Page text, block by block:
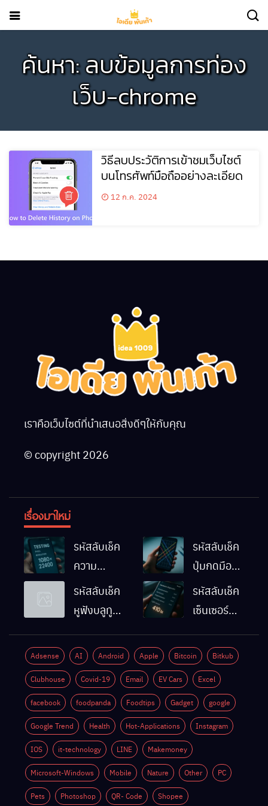
ค้นหา: ลบข้อมูลการท่อง
เว็บ-chrome
วิธีลบประวัติการเข้าชมเว็บไซต์
บนโทรศัพท์มือถืออย่างละเอียด
12 ก.ค. 2024
เราคือเว็บไซต์ที่นำเสนอสิ่งดีๆให้กับคุณ
© copyright 2026
เรื่องมาใหม่
รหัสลับเช็ค
ความ
ละเอียดหน้า
จอมือถือ
รหัสลับเช็ค
ปุ่มกดมือถือ
Android
ทำงานปกติ
รหัสลับเช็ค
หูฟังบลูทูธ
Android
ด้วยตัวเอง
รหัสลับเช็ค
เซ็นเซอร์
Android
ทำงานปกติ
ไหม
Adsense AI Android Apple Bitcoin Bitkub
Clubhouse Covid-19 Email EV Cars Excel
facebook foodpanda Foodtips Gadget google
Google Trend Health Hot-Applications Instagram
IOS it-technology LINE Makemoney
Microsoft-Windows Mobile Nature Other PC
Pets Photoshop QR- Code Shopee